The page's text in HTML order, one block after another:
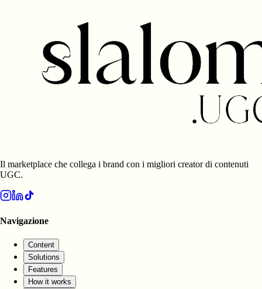
Il marketplace che collega i brand con i migliori creator di contenuti
UGC.
Navigazione
Content
Solutions
Features
How it works